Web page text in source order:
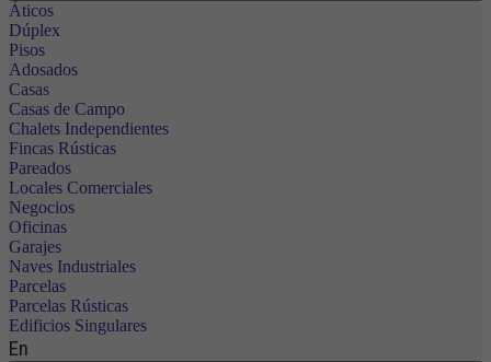
Áticos
Dúplex
Pisos
Adosados
Casas
Casas de Campo
Chalets Independientes
Fincas Rústicas
Pareados
Locales Comerciales
Negocios
Oficinas
Garajes
Naves Industriales
Parcelas
Parcelas Rústicas
Edificios Singulares
En